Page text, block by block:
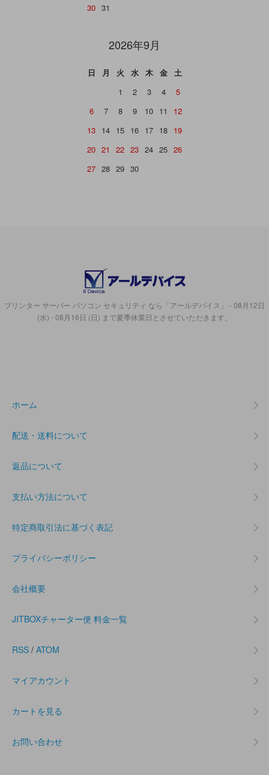
30 31
2026年9月
日 月 火 水 木 金
土
1
2 3 4
5
6
7 8 9 10 11
12
13 14 15 16 17 18 19
20 21 22 23 24 25 26
27 28 29 30
プリンター サーバー パソコン セキュリティ なら「アールデバイス」 - 08月12日
(水) - 08月16日 (日) まで夏季休業日とさせていただきます。
ホーム
配送・送料について
返品について
支払い方法について
特定商取引法に基づく表記
プライバシーポリシー
会社概要
JITBOXチャーター便 料金一覧
RSS / ATOM
マイアカウント
カートを見る
お問い合わせ